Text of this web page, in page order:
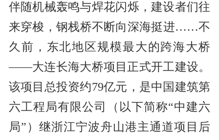
伴随机械轰鸣与焊花闪烁，建设者们往
来穿梭，钢栈桥不断向深海挺进……不
久前，东北地区规模最大的跨海大桥
——大连长海大桥项目正式开工建设。
该项目总投资约79亿元，是中国建筑第
六工程局有限公司（以下简称“中建六
局”）继浙江宁波舟山港主通道项目后